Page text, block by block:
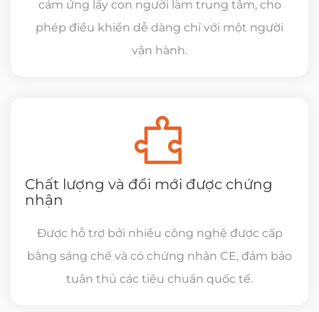
cảm ứng lấy con người làm trung tâm, cho
phép điều khiển dễ dàng chỉ với một người
vận hành.
Chất lượng và đổi mới được chứng
nhận
Được hỗ trợ bởi nhiều công nghệ được cấp
bằng sáng chế và có chứng nhận CE, đảm bảo
tuân thủ các tiêu chuẩn quốc tế.